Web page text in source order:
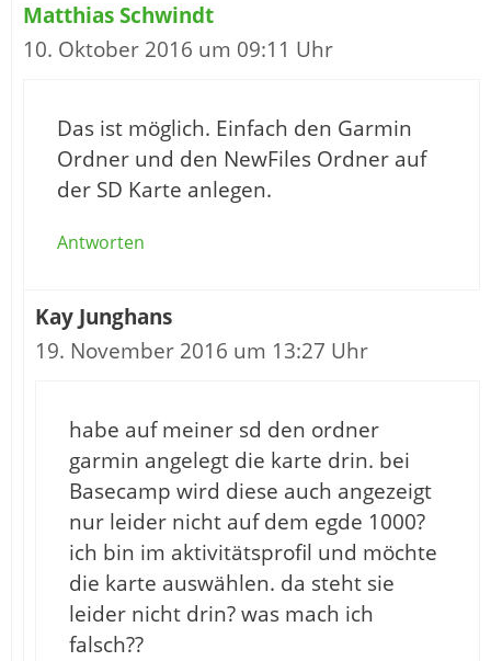
Matthias Schwindt
10. Oktober 2016 um 09:11 Uhr
Das ist möglich. Einfach den Garmin
Ordner und den NewFiles Ordner auf
der SD Karte anlegen.
Antworten
Kay Junghans
19. November 2016 um 13:27 Uhr
habe auf meiner sd den ordner
garmin angelegt die karte drin. bei
Basecamp wird diese auch angezeigt
nur leider nicht auf dem egde 1000?
ich bin im aktivitätsprofil und möchte
die karte auswählen. da steht sie
leider nicht drin? was mach ich
falsch??